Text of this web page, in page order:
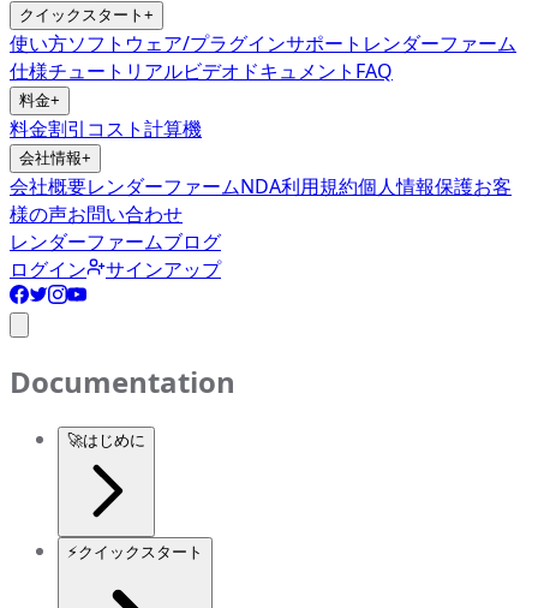
クイックスタート +
使い方ソフトウェア/プラグインサポート レンダーファーム
仕様チュートリアルビデオ ドキュメント FAQ
料金+
料金割引 コスト計算機
会社情報+
会社概要レンダーファームNDA利用規約個人情報保護お客
様の声お問い合わせ
レンダーファームブログ
ログイン
サインアップ
Documentation
🚀はじめに
⚡クイックスタート